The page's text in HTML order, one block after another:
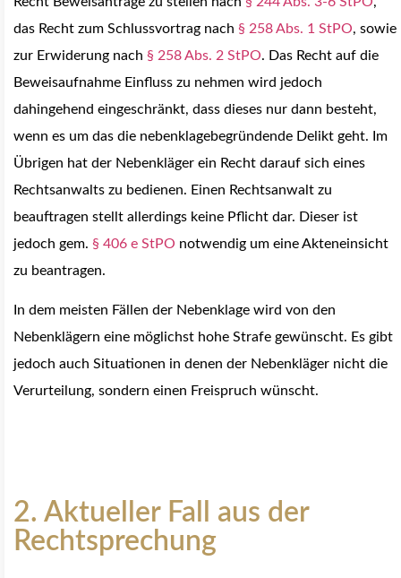
das Recht zum Schlussvortrag nach § 258 Abs. 1 StPO, sowie
zur Erwiderung nach § 258 Abs. 2 StPO. Das Recht auf die
Beweisaufnahme Einfluss zu nehmen wird jedoch
dahingehend eingeschränkt, dass dieses nur dann besteht,
wenn es um das die nebenklagebegründende Delikt geht. Im
Übrigen hat der Nebenkläger ein Recht darauf sich eines
Rechtsanwalts zu bedienen. Einen Rechtsanwalt zu
beauftragen stellt allerdings keine Pflicht dar. Dieser ist
jedoch gem. § 406 e StPO notwendig um eine Akteneinsicht
zu beantragen.
In dem meisten Fällen der Nebenklage wird von den
Nebenklägern eine möglichst hohe Strafe gewünscht. Es gibt
jedoch auch Situationen in denen der Nebenkläger nicht die
Verurteilung, sondern einen Freispruch wünscht.
2. Aktueller Fall aus der
Rechtsprechung